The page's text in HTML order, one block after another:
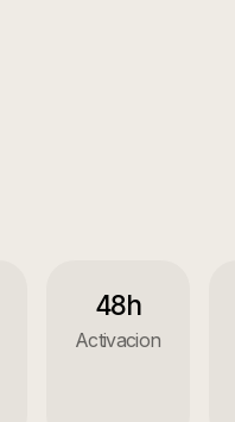
48h
Activacion